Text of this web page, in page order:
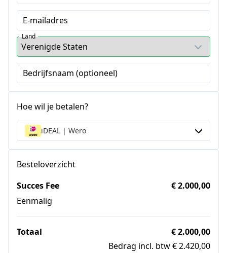
E-mailadres
Land
Bedrijfsnaam (optioneel)
Hoe wil je betalen?
iDEAL | Wero
Besteloverzicht
Succes Fee
Eenmalig
€ 2.000,00
Totaal
€ 2.000,00
Bedrag incl. btw € 2.420,00